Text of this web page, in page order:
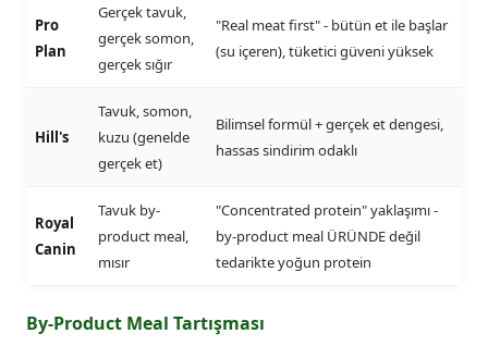
Pro
Plan
Gerçek tavuk,
gerçek somon,
gerçek sığır
"Real meat first" - bütün et ile başlar
(su içeren), tüketici güveni yüksek
Hill's
Tavuk, somon,
kuzu (genelde
gerçek et)
Bilimsel formül + gerçek et dengesi,
hassas sindirim odaklı
Royal
Canin
Tavuk by-
product meal,
mısır
"Concentrated protein" yaklaşımı -
by-product meal ÜRÜNDE değil
tedarikte yoğun protein
By-Product Meal Tartışması